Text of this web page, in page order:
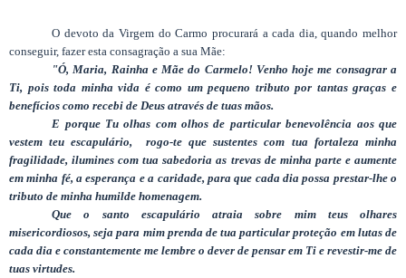
O devoto da Virgem do Carmo procurará a cada dia, quando melhor
conseguir, fazer esta consagração a sua Mãe:
"Ó, Maria, Rainha e Mãe do Carmelo! Venho hoje me consagrar a
Ti, pois toda minha vida é como um pequeno tributo por tantas graças e
benefícios como recebi de Deus através de tuas mãos.
E porque Tu olhas com olhos de particular benevolência aos que
vestem teu escapulário, rogo-te que sustentes com tua fortaleza minha
fragilidade, ilumines com tua sabedoria as trevas de minha parte e aumente
em minha fé, a esperança e a caridade, para que cada dia possa prestar-lhe o
tributo de minha humilde homenagem.
Que o santo escapulário atraia sobre mim teus olhares
misericordiosos, seja para mim prenda de tua particular proteção em lutas de
cada dia e constantemente me lembre o dever de pensar em Ti e revestir-me de
tuas virtudes.